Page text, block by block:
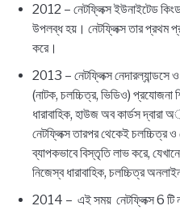
2012 – নেটফ্লিক্স ইউনাইটেড
উপলব্ধ হয়। নেটফ্লিক্স তার প্রথম
করে।
2013 – নেটফ্লিক্স নেদারল্যান্ডসে
(নাটক, চলচ্চিত্র, ভিডিও) প্রযোজনা
ধারাবাহিক, হাউজ অব কার্ডস
নেটফ্লিক্স তারপর থেকেই চলচ্চিত্র ও
ব্যাপকভাবে বিস্তৃতি লাভ করে,
নিজেস্ব ধারাবাহিক, চলচ্চিত্র
2014 – এই সময় নেটফ্লিক্স 6 টি